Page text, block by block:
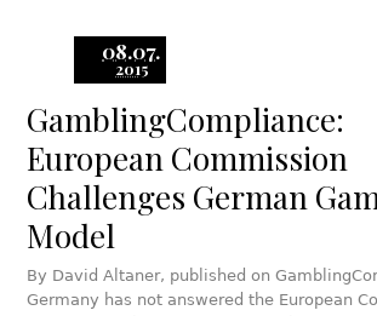
08.07.
2015
GamblingCompliance:
European Commission
Challenges German
Model
By David Altaner, published on
Germany has not answered the European